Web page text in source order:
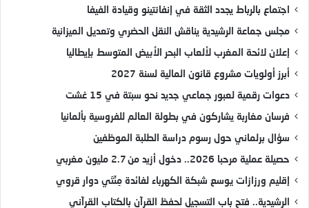
اجتماع بالرباط يجدد الثقة في إنفانتينو وقيادة الفيفا
مجلس جماعة الرشيدية يناقش النقل الحضري وتعديل الميزانية
إعلان لائحة المغرب لألعاب البحر الأبيض المتوسط بإيطاليا
أبرز أولويات مشروع قانون المالية لسنة 2027
دعوات رقمية لعبور جماعي جديد نحو سبتة في 15 غشت
فرسان مغاربة يشاركون في بطولة العالم للفروسية بألمانيا
سؤال برلماني حول رسوم دراسة الطلبة الموظفين
حصيلة عملية مرحبا 2026.. دخول أزيد من 2.7 مليون مغربي
إقليم ورزازات يوسع شبكة الكهرباء لفائدة مِئَتَي دوار قروي
الرشيدية.. فتح باب التسجيل لحفظ القرآن بالكتاب القرآني